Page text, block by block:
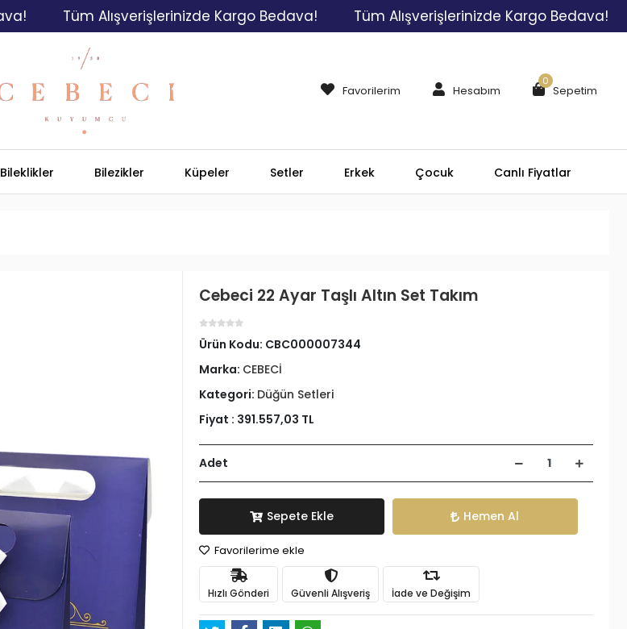
Tüm Alışverişlerinizde Kargo Bedava! Tüm Alışverişlerinizde Kargo Bedava!
Favorilerim Hesabım Sepetim
0
Bileklikler Bilezikler Küpeler Setler Erkek Çocuk Canlı Fiyatlar
Cebeci 22 Ayar Taşlı Altın Set Takım
Ürün Kodu: CBC000007344
Marka: CEBECİ
Kategori: Düğün Setleri
Fiyat : 391.557,03 TL
Adet
Sepete Ekle Hemen Al
Favorilerime ekle
Hızlı Gönderi Güvenli Alışveriş İade ve Değişim